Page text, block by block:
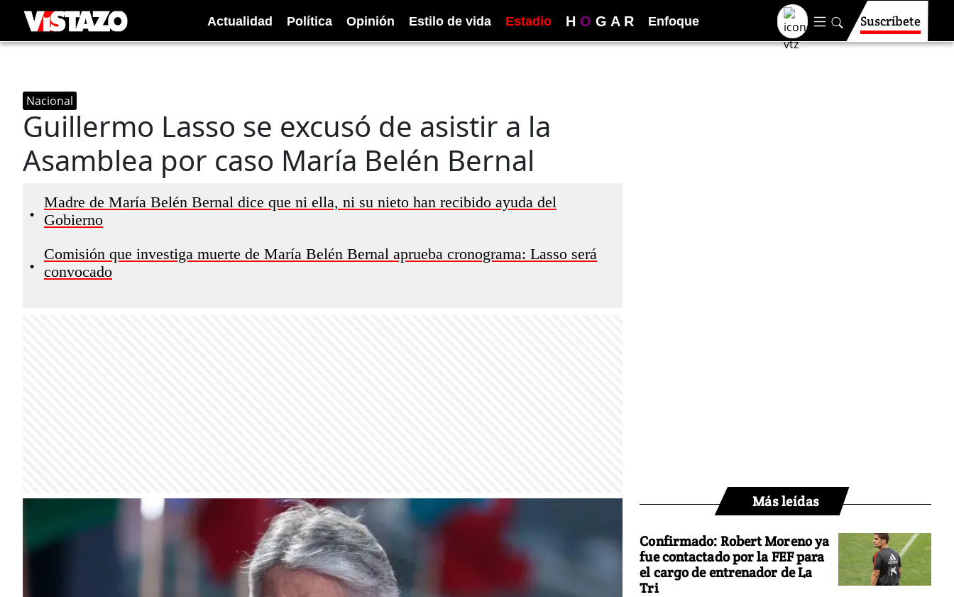
Actualidad Política Opinión Estilo de vida Estadio H O G A R Enfoque Suscríbete
Nacional
Guillermo Lasso se excusó de asistir a la
Asamblea por caso María Belén Bernal
•
Madre de María Belén Bernal dice que ni ella, ni su nieto han recibido ayuda del
Gobierno
•
Comisión que investiga muerte de María Belén Bernal aprueba cronograma: Lasso será
convocado
Más leídas
Confirmado: Robert Moreno ya
fue contactado por la FEF para
el cargo de entrenador de La
Tri